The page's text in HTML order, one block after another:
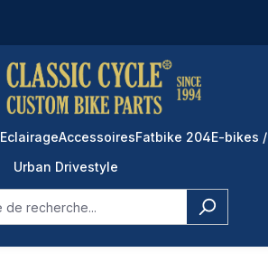
EclairageAccessoiresFatbike 204E-bikes
Urban Drivestyle